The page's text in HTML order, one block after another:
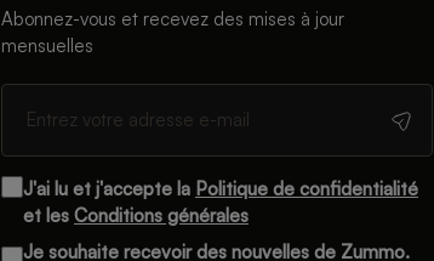
Abonnez-vous et recevez des mises à jour
mensuelles
J'ai lu et j'accepte la Politique de confidentialité
et les Conditions générales
Je souhaite recevoir des nouvelles de Zummo.